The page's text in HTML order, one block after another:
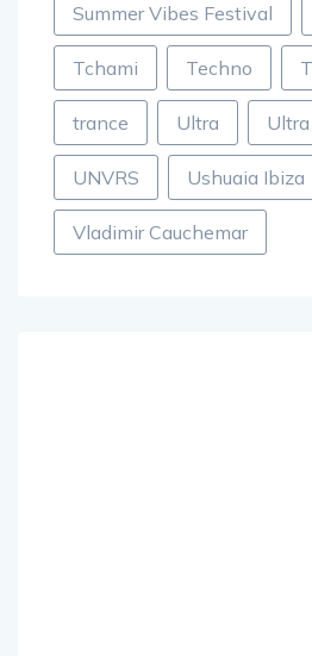
Summer Vibes Festival
Tchami Techno
trance Ultra
UNVRS Ushuaia Ibiza
Vladimir Cauchemar